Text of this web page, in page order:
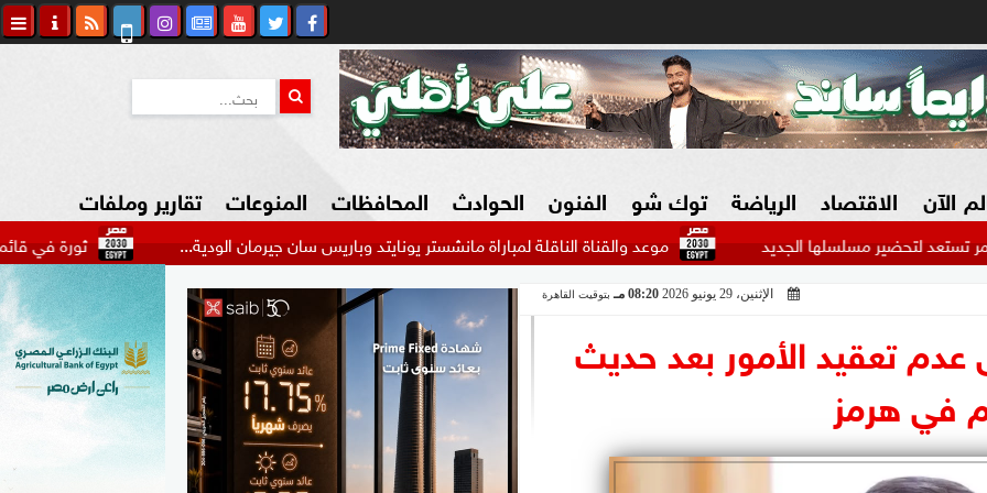
الآن الاقتصاد
الزراعة فى مصر
سوق العقارات
المسؤولية المجتمعية
الرياضة
بطولات عربية
بطولات عالمية
توك شو الفنون الحوادث
شكاوي المواطن
المحافظات المنوعات
السياحة في مصر
التكنولوجيا
المرأة والأسرة
السيارات
تقارير وملفات
ثورة في قائمة الأهلي.. موعد والقناة الناقلة لمباراة مانشستر يونايتد وباريس سان جيرمان الودية... مسلسلها الجديد
الإثنين، 29 يونيو 2026 08:20 مـ بتوقيت القاهرة
عدم تعقيد الأمور بعد حديث
في هرمز